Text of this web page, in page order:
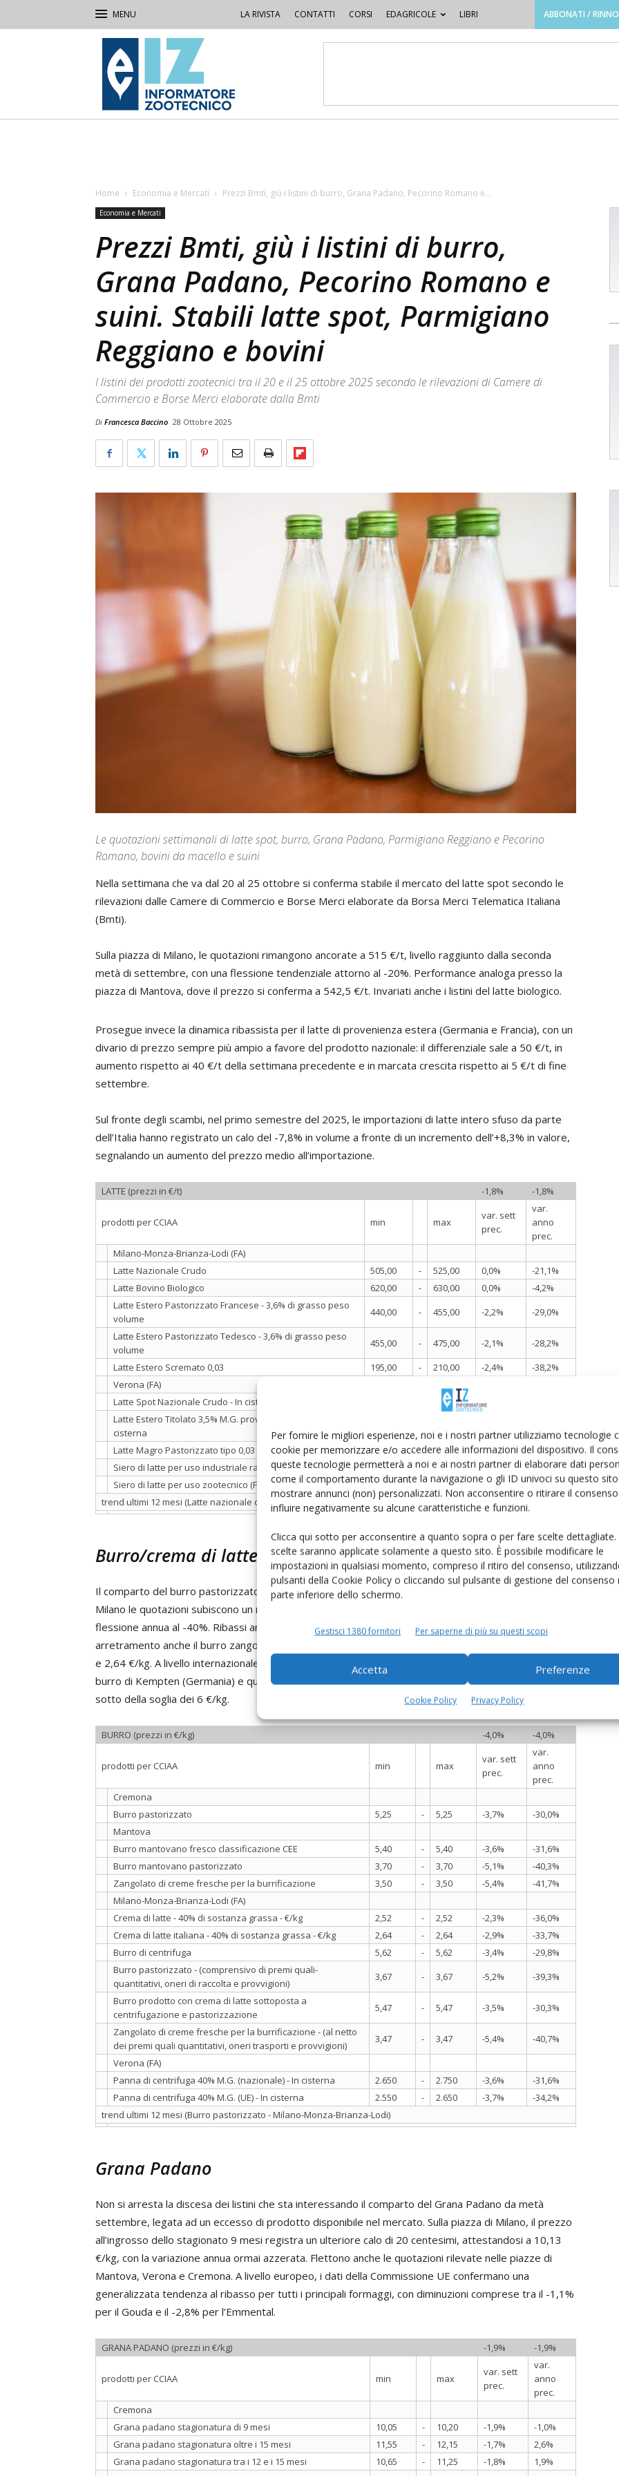
Per fornire le migliori esperienze, noi e i nostri partner utilizziamo tecnologie
cookie per memorizzare e/o accedere alle informazioni del dispositivo. Il
queste tecnologie permetterà a noi e ai nostri partner di elaborare dati
come il comportamento durante la navigazione o gli ID univoci su questo
mostrare annunci (non) personalizzati. Non acconsentire o ritirare il
influire negativamente su alcune caratteristiche e funzioni.
Clicca qui sotto per acconsentire a quanto sopra o per fare scelte dettagliate.
scelte saranno applicate solamente a questo sito. È possibile modificare le
impostazioni in qualsiasi momento, compreso il ritiro del consenso,
pulsanti della Cookie Policy o cliccando sul pulsante di gestione del consenso
parte inferiore dello schermo.
Gestisci 1380 fornitori Per saperne di più su questi scopi
Accetta Preferenze
Cookie Policy Privacy Policy
LA RIVISTA CONTATTI CORSI EDAGRICOLE LIBRI ABBONATI /
IZ
Informatore
Zootecnico
Home Economia e Mercati Prezzi Bmti, giù i listini di burro, Grana Padano, Pecorino Romano e...
Economia e Mercati
Prezzi Bmti, giù i listini di burro,
Grana Padano, Pecorino Romano e
suini. Stabili latte spot, Parmigiano
Reggiano e bovini
I listini dei prodotti zootecnici tra il 20 e il 25 ottobre 2025 secondo le rilevazioni di Camere di
Commercio e Borse Merci elaborate dalla Bmti
Di Francesca Baccino 28 Ottobre 2025
Le quotazioni settimanali di latte spot, burro, Grana Padano, Parmigiano Reggiano e Pecorino
Romano, bovini da macello e suini
Nella settimana che va dal 20 al 25 ottobre si conferma stabile il mercato del latte spot secondo le
rilevazioni dalle Camere di Commercio e Borse Merci elaborate da Borsa Merci Telematica Italiana
(Bmti).
Sulla piazza di Milano, le quotazioni rimangono ancorate a 515 €/t, livello raggiunto dalla seconda
metà di settembre, con una flessione tendenziale attorno al -20%. Performance analoga presso la
piazza di Mantova, dove il prezzo si conferma a 542,5 €/t. Invariati anche i listini del latte biologico.
Prosegue invece la dinamica ribassista per il latte di provenienza estera (Germania e Francia), con un
divario di prezzo sempre più ampio a favore del prodotto nazionale: il differenziale sale a 50 €/t, in
aumento rispetto ai 40 €/t della settimana precedente e in marcata crescita rispetto ai 5 €/t di fine
settembre.
Sul fronte degli scambi, nel primo semestre del 2025, le importazioni di latte intero sfuso da parte
dell’Italia hanno registrato un calo del -7,8% in volume a fronte di un incremento dell’+8,3% in valore,
segnalando un aumento del prezzo medio all’importazione.
LATTE (prezzi in €/t) -1,8% -1,8%
prodotti per CCIAA min max
var. sett
prec.
var.
anno
prec.
Milano-Monza-Brianza-Lodi (FA)
Latte Nazionale Crudo
505,00 - 525,00 0,0%
-21,1%
Latte Bovino Biologico
620,00 - 630,00 0,0%
-4,2%
Latte Estero Pastorizzato Francese - 3,6% di grasso peso
volume
440,00 - 455,00 -2,2%
-29,0%
Latte Estero Pastorizzato Tedesco - 3,6% di grasso peso
volume
455,00 - 475,00 -2,1%
-28,2%
Latte Estero Scremato 0,03
195,00 - 210,00 -2,4%
-38,2%
Verona (FA)
Latte Spot Nazionale Crudo - In cisterna
550,00 0,0%
Latte Estero Titolato 3,5% M.G. prov. Germania - Austria - In
cisterna
Latte Magro Pastorizzato tipo 0,03 M.G. - In cisterna
200,00 - 210,00 -6,8%
-40,6%
Siero di latte per uso industriale raffreddato (FP)
14,50 - 15,50 0,0%
-11,8%
Siero di latte per uso zootecnico (FP)
7,50 - 8,50 0,0%
-11,1%
trend ultimi 12 mesi (Latte nazionale crudo - Milano-Monza-Brianza-Lodi)
Burro/crema di latte
Il comparto del burro pastorizzato continua a manifestare una dinamica ribassista. Presso la piazza di
Milano le quotazioni subiscono un nuovo calo di 20 centesimi, attestandosi a 3,67 €/kg, con la
flessione annua al -40%. Ribassi anche sulla piazza di Mantova, dove i prezzi scendono a 3,70 €/kg. In
arretramento anche il burro zangolato e la crema di latte, che si portano rispettivamente a 3,47 €/kg
e 2,64 €/kg. A livello internazionale, si registra una diminuzione per il Verse Boter olandese, mentre il
burro di Kempten (Germania) e quello francese rimangono invariati, pur rimanendo nettamente al di
sotto della soglia dei 6 €/kg.
BURRO (prezzi in €/kg) -4,0% -4,0%
prodotti per CCIAA min max
var. sett
prec.
var.
anno
prec.
Cremona
Burro pastorizzato
5,25 - 5,25 -3,7%
-30,0%
Mantova
Burro mantovano fresco classificazione CEE
5,40 - 5,40 -3,6%
-31,6%
Burro mantovano pastorizzato
3,70 - 3,70 -5,1%
-40,3%
Zangolato di creme fresche per la burrificazione
3,50 - 3,50 -5,4%
-41,7%
Milano-Monza-Brianza-Lodi (FA)
Crema di latte - 40% di sostanza grassa - €/kg
2,52 - 2,52 -2,3%
-36,0%
Crema di latte italiana - 40% di sostanza grassa - €/kg
2,64 - 2,64 -2,9%
-33,7%
Burro di centrifuga
5,62 - 5,62 -3,4%
-29,8%
Burro pastorizzato - (comprensivo di premi quali-
quantitativi, oneri di raccolta e provvigioni)
3,67 - 3,67 -5,2%
-39,3%
Burro prodotto con crema di latte sottoposta a
centrifugazione e pastorizzazione
5,47 - 5,47 -3,5%
-30,3%
Zangolato di creme fresche per la burrificazione - (al netto
dei premi quali quantitativi, oneri trasporti e provvigioni)
3,47 - 3,47 -5,4%
-40,7%
Verona (FA)
Panna di centrifuga 40% M.G. (nazionale) - In cisterna
2.650 - 2.750 -3,6%
-31,6%
Panna di centrifuga 40% M.G. (UE) - In cisterna
2.550 - 2.650 -3,7%
-34,2%
trend ultimi 12 mesi (Burro pastorizzato - Milano-Monza-Brianza-Lodi)
Grana Padano
Non si arresta la discesa dei listini che sta interessando il comparto del Grana Padano da metà
settembre, legata ad un eccesso di prodotto disponibile nel mercato. Sulla piazza di Milano, il prezzo
all’ingrosso dello stagionato 9 mesi registra un ulteriore calo di 20 centesimi, attestandosi a 10,13
€/kg, con la variazione annua ormai azzerata. Flettono anche le quotazioni rilevate nelle piazze di
Mantova, Verona e Cremona. A livello europeo, i dati della Commissione UE confermano una
generalizzata tendenza al ribasso per tutti i principali formaggi, con diminuzioni comprese tra il -1,1%
per il Gouda e il -2,8% per l’Emmental.
GRANA PADANO (prezzi in €/kg) -1,9% -1,9%
prodotti per CCIAA min max
var. sett
prec.
var.
anno
prec.
Cremona
Grana padano stagionatura di 9 mesi
10,05 - 10,20 -1,9%
-1,0%
Grana padano stagionatura oltre i 15 mesi
11,55 - 12,15 -1,7%
2,6%
Grana padano stagionatura tra i 12 e i 15 mesi
10,65 - 11,25 -1,8%
1,9%